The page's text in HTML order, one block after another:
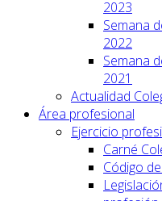
2023
Semana
2022
Semana
2021
Actualidad
Área profesional
Ejercicio
Carné
Código